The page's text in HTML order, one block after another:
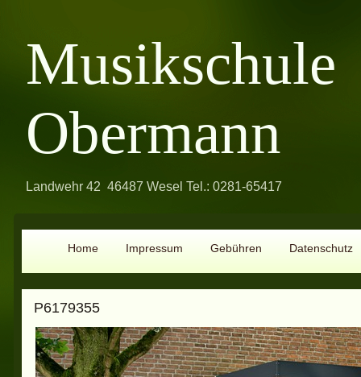
Musikschule
Obermann
Landwehr 42 46487 Wesel Tel.: 0281-65417
Home Impressum Gebühren Datenschutz
P6179355